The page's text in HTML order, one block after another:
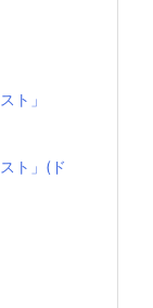
ト」
ト」(ド